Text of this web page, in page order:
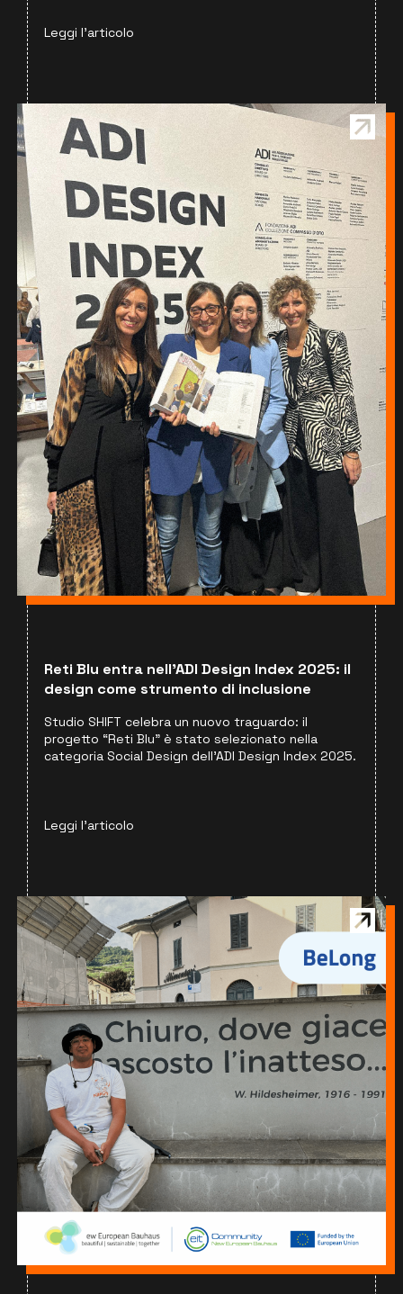
Leggi l'articolo
Reti Blu entra nell’ADI Design Index 2025: il
design come strumento di inclusione
Studio SHIFT celebra un nuovo traguardo: il
progetto “Reti Blu” è stato selezionato nella
categoria Social Design dell’ADI Design Index 2025.
Leggi l'articolo